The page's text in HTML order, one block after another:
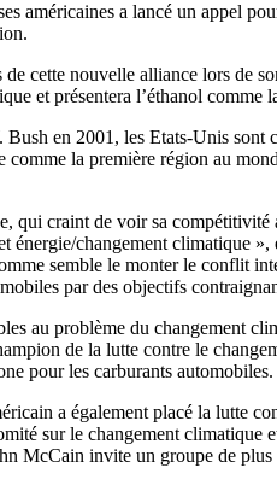
américaines a lancé un appel
cette nouvelle alliance lors de
et présentera l’éthanol
en 2001, les Etats-Unis sont
la première région au
qui craint de voir sa
énergie/changement climatique
semble le monter le conflit
par des objectifs
au problème du changement
de la lutte contre le
pour les carburants automobiles.
a également placé la lutte
sur le changement
McCain invite un groupe de